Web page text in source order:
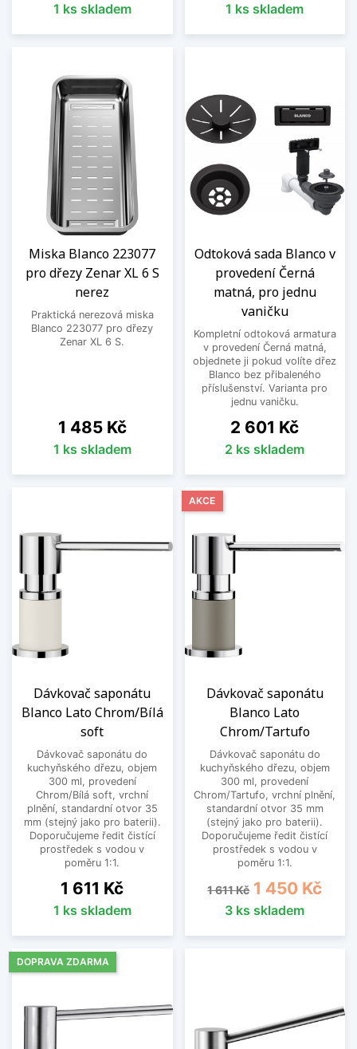
1 ks skladem 1 ks skladem
Miska Blanco 223077
pro dřezy Zenar XL 6 S
nerez
Praktická nerezová miska
Blanco 223077 pro dřezy
Zenar XL 6 S.
Cena
1 485 Kč
1 ks skladem
Odtoková sada Blanco v
provedení Černá
matná, pro jednu
vaničku
Kompletní odtoková armatura
v provedení Černá matná,
objednete ji pokud volíte dřez
Blanco bez přibaleného
příslušenství. Varianta pro
jednu vaničku.
Cena
2 601 Kč
2 ks skladem
Dávkovač saponátu
Blanco Lato Chrom/Bílá
soft
Dávkovač saponátu do
kuchyňského dřezu, objem
300 ml, provedení
Chrom/Bílá soft, vrchní
plnění, standardní otvor 35
mm (stejný jako pro baterii).
Doporučujeme ředit čistící
prostředek s vodou v
poměru 1:1.
Cena
1 611 Kč
1 ks skladem
Dávkovač saponátu
Blanco Lato
Chrom/Tartufo
Dávkovač saponátu do
kuchyňského dřezu, objem
300 ml, provedení
Chrom/Tartufo, vrchní plnění,
standardní otvor 35 mm
(stejný jako pro baterii).
Doporučujeme ředit čistící
prostředek s vodou v
poměru 1:1.
Běžná cena
1 611 Kč Cena
1 450 Kč
3 ks skladem
AKCE
DOPRAVA ZDARMA